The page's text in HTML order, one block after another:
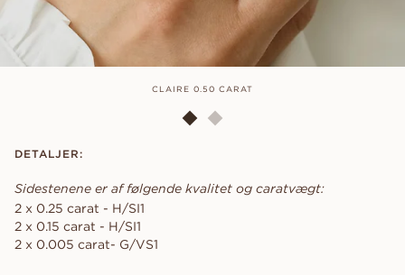
CLAIRE 0.50 CARAT
DETALJER:
Sidestenene er af følgende kvalitet og caratvægt:
2 x 0.25 carat - H/SI1
2 x 0.15 carat - H/SI1
2 x 0.005 carat- G/VS1